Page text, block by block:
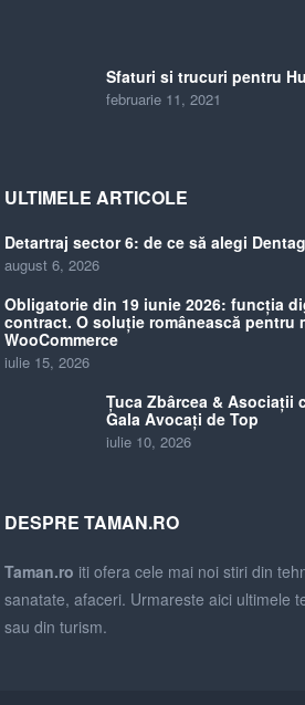
Sfaturi si trucuri pentru
februarie 11, 2021
ULTIMELE ARTICOLE
Detartraj sector 6: de ce să alegi
august 6, 2026
Obligatorie din 19 iunie 2026: funcția
contract. O soluție românească pentru
WooCommerce
iulie 15, 2026
Țuca Zbârcea & Asociații
Gala Avocați de Top
iulie 10, 2026
DESPRE TAMAN.RO
Taman.ro iti ofera cele mai noi stiri din
sanatate, afaceri. Urmareste aici ultimele
sau din turism.